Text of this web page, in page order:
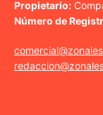
Propietario:
Número de